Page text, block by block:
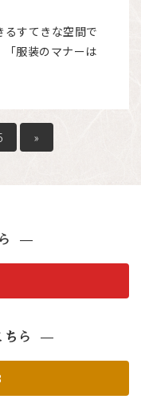
すてきな空間で
服装のマナーは
»
ら